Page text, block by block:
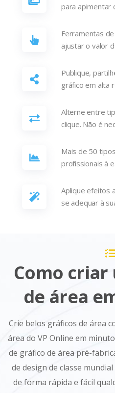
para apimentar
Ferramentas
ajustar o valor
Publique,
gráfico em alta
Alterne entre
clique. Não é
Mais de 50
profissionais à
Aplique efeitos
se adequar à
Como
de área
Crie belos gráficos de área
área do VP Online em
de gráfico de área pré-
de design de classe
de forma rápida e fácil